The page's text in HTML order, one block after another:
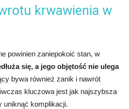
krwawienia w
powinien zaniepokoić stan, w
się, a jego objętość nie ulega
bywa również zanik i nawrót
kluczowa jest jak najszybsza
uniknąć komplikacji.